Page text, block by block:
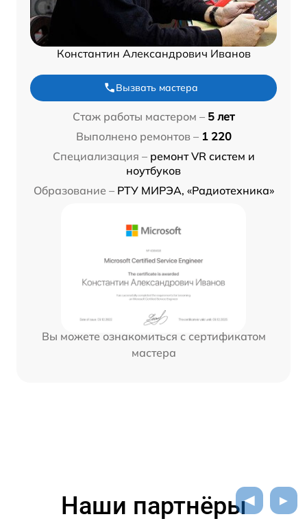
Константин Александрович Иванов
Вызвать мастера
Стаж работы мастером – 5 лет
Выполнено ремонтов – 1 220
Специализация – ремонт VR систем и
ноутбуков
Образование – РТУ МИРЭА, «Радиотехника»
Вы можете ознакомиться с сертификатом
мастера
Наши партнёры